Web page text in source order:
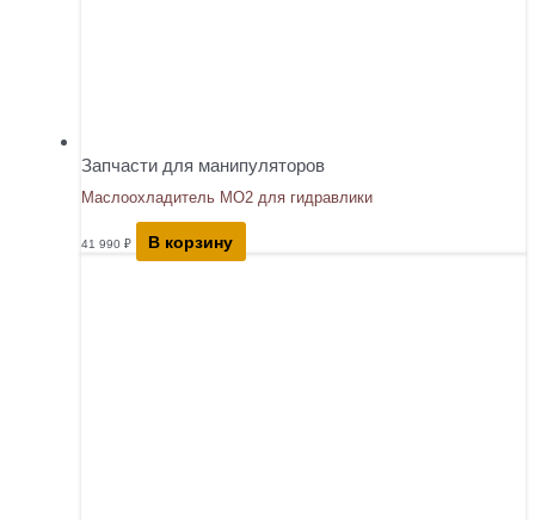
Запчасти для манипуляторов
Маслоохладитель МО2 для гидравлики
41 990 ₽ В корзину